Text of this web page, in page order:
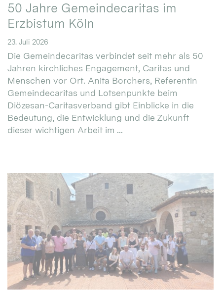
50 Jahre Gemeindecaritas im
Erzbistum Köln
23. Juli 2026
Die Gemeindecaritas verbindet seit mehr als 50
Jahren kirchliches Engagement, Caritas und
Menschen vor Ort. Anita Borchers, Referentin
Gemeindecaritas und Lotsenpunkte beim
Diözesan-Caritasverband gibt Einblicke in die
Bedeutung, die Entwicklung und die Zukunft
dieser wichtigen Arbeit im ...